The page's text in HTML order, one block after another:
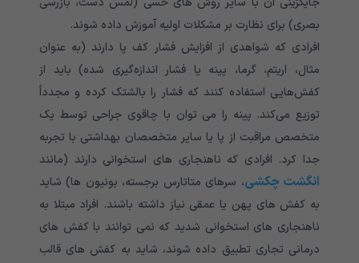
بصری) برای نظارت بر مشکلات اولیه آموزش داده شوند.
افرادی که شواهدی از افزایش فشار کف پا دارند (به عنوان
مثال، اریتم، گرما، پینه یا فشار اندازه‌گیری شده) باید از
کفش‌هایی استفاده کنند که فشار را بالشتک کرده و مجدداً
توزیع می‌کند. پینه را می توان با چاقوی جراحی توسط یک
متخصص مراقبت از پا یا سایر متخصصان بهداشتی با تجربه
جدا کرد. افرادی که ناهنجاری های استخوانی دارند (مانند
انگشت چکشی، سرهای متاتارس برجسته، بونیون ها) شاید
به کفش های پهن یا عمقی نیاز داشته باشند. افراد مبتلا به
ناهنجاری های استخوانی شدید که نمی توانند با کفش های
درمانی تجاری تطبیق داده شوند، شاید به کفش های قالب